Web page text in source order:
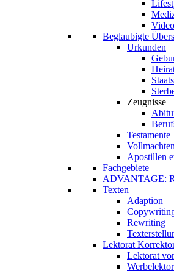
Beglaubigte
Urkunden
Zeugnisse
Testamente
Vollmachten
Apostillen
Fachgebiete
ADVANTAGE:
Texten
Adaption
Rewriting
Lektorat
Lektorat